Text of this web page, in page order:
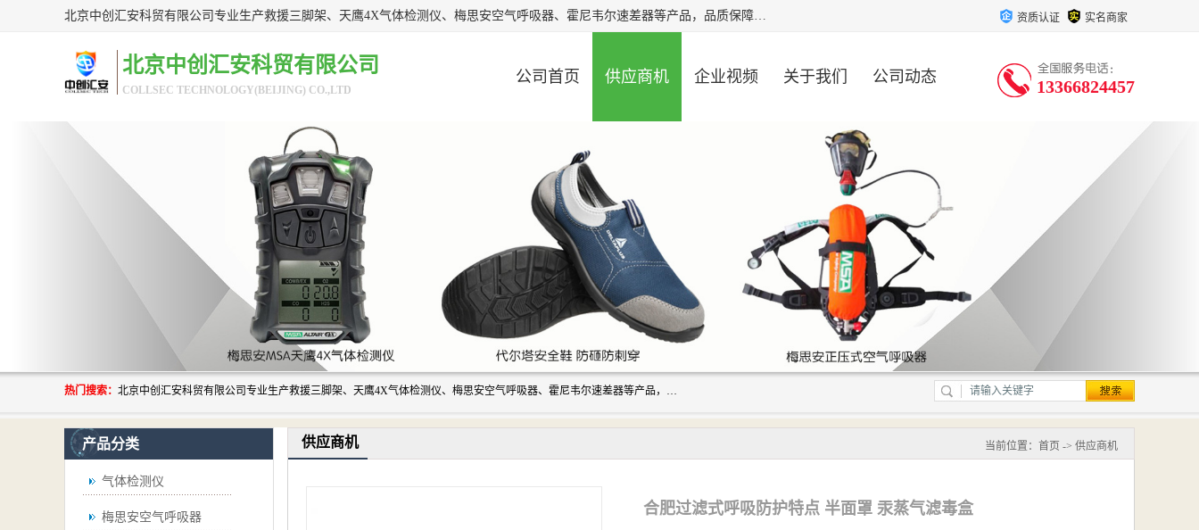
北京中创汇安科贸有限公司专业生产救援三脚架、天鹰4X气体检测仪、梅思安空气呼吸器、霍尼韦尔速差器等产品，品质保障，价格合理，欢迎在线致电咨询。 资质认证 实名商家
北京中创汇安科贸有限公司
COLLSEC TECHNOLOGY(BEIJING) CO.,LTD
公司首页 供应商机 企业视频 关于我们 公司动态 13366824457
热门搜索： 北京中创汇安科贸有限公司专业生产救援三脚架、天鹰4X气体检测仪、梅思安空气呼吸器、霍尼韦尔速差器等产品，品质保障，价格合理，欢迎在线致电咨询。
产品分类
气体检测仪
梅思安空气呼吸器
供应商机 当前位置： 首页 -> 供应商机
合肥过滤式呼吸防护特点 半面罩 汞蒸气滤毒盒